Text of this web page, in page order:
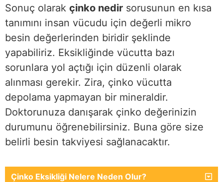
Sonuç olarak çinko nedir sorusunun en kısa
tanımını insan vücudu için değerli mikro
besin değerlerinden biridir şeklinde
yapabiliriz. Eksikliğinde vücutta bazı
sorunlara yol açtığı için düzenli olarak
alınması gerekir. Zira, çinko vücutta
depolama yapmayan bir mineraldir.
Doktorunuza danışarak çinko değerinizin
durumunu öğrenebilirsiniz. Buna göre size
belirli besin takviyesi sağlanacaktır.
Çinko Eksikliği Nelere Neden Olur?